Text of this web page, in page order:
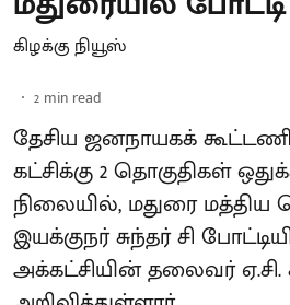
கிழக்கு நியூஸ்
2 min read
தேசிய ஜனநாயகக்
கட்சிக்கு 2 தொகுதிகள்
நிலையில், மதுரை மத்திய
இயக்குநர் சுந்தர் சி
அக்கட்சியின் தலைவர்